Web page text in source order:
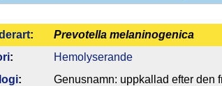
:
Prevotella melaninogenica
:
Hemolyserande
:
Genusnamn: uppkallad efter den